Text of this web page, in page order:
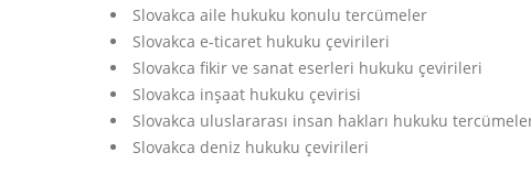
Slovakca aile hukuku konulu tercümeler
Slovakca e-ticaret hukuku çevirileri
Slovakca fikir ve sanat eserleri hukuku çevirileri
Slovakca inşaat hukuku çevirisi
Slovakca uluslararası insan hakları hukuku
Slovakca deniz hukuku çevirileri